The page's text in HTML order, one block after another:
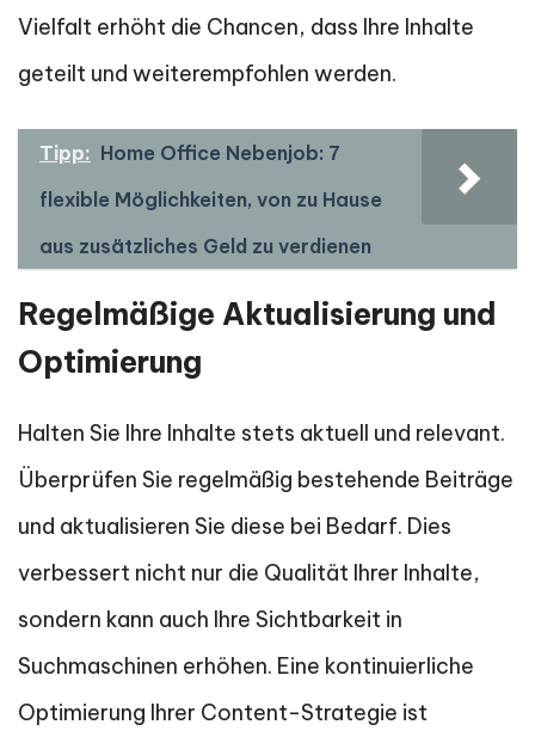
Vielfalt erhöht die Chancen, dass Ihre Inhalte
geteilt und weiterempfohlen werden.
Tipp: Home Office Nebenjob: 7
flexible Möglichkeiten, von zu Hause
aus zusätzliches Geld zu verdienen
Regelmäßige Aktualisierung und
Optimierung
Halten Sie Ihre Inhalte stets aktuell und relevant.
Überprüfen Sie regelmäßig bestehende Beiträge
und aktualisieren Sie diese bei Bedarf. Dies
verbessert nicht nur die Qualität Ihrer Inhalte,
sondern kann auch Ihre Sichtbarkeit in
Suchmaschinen erhöhen. Eine kontinuierliche
Optimierung Ihrer Content-Strategie ist